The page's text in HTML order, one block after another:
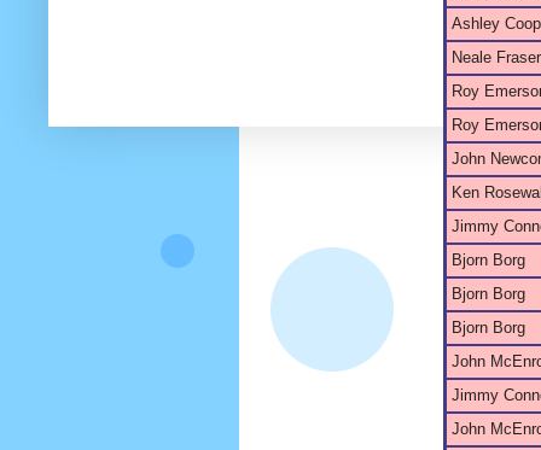
Ashley
Neale Fraser
Roy
Roy
John
Ken
Jimmy
Bjorn Borg
Bjorn Borg
Bjorn Borg
John
Jimmy
John